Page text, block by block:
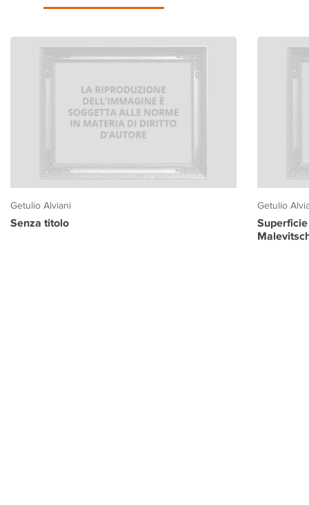
Getulio Alviani
Senza titolo
Getulio